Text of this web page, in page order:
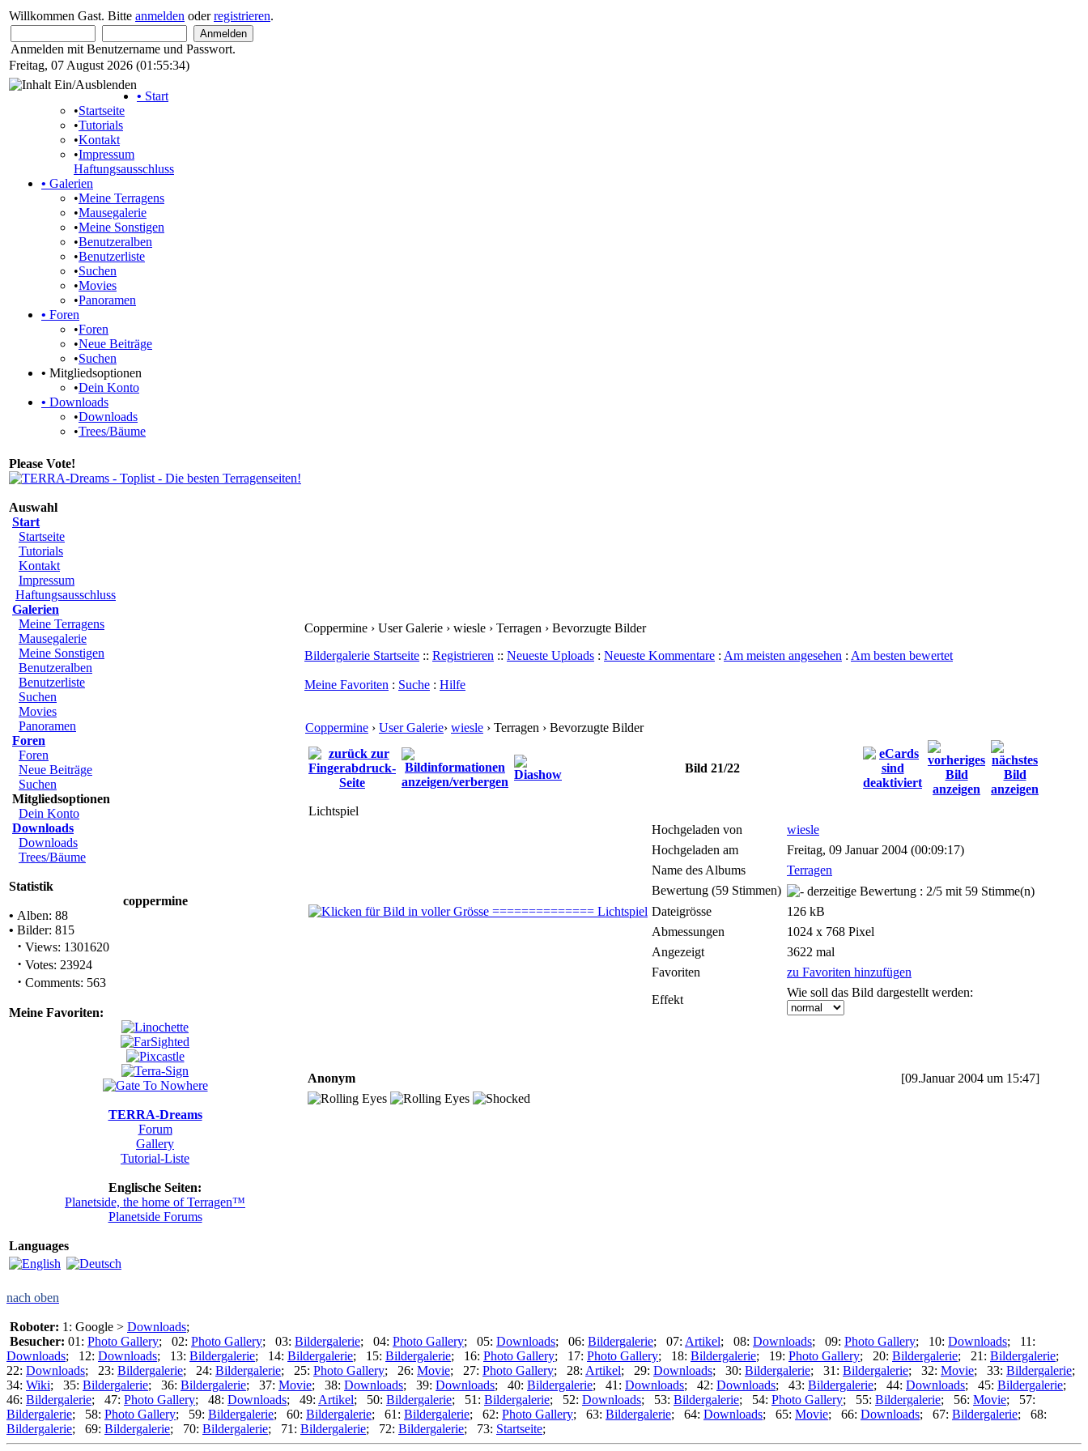
Willkommen Gast. Bitte anmelden oderregistrieren.
Anmelden mit Benutzername und Passwort.
Freitag, 07 August 2026 (01:55:34)
• Start
•Startseite
•Tutorials
•Kontakt
•Impressum
Haftungsausschluss
• Galerien
•Meine Terragens
•Mausegalerie
•Meine Sonstigen
•Benutzeralben
•Benutzerliste
•Suchen
•Movies
•Panoramen
• Foren
•Foren
•Neue Beiträge
•Suchen
• Mitgliedsoptionen
•Dein Konto
• Downloads
•Downloads
•Trees/Bäume
Please Vote!
Auswahl
Start
Startseite
Tutorials
Kontakt
Impressum
Haftungsausschluss
Galerien
Meine Terragens
Mausegalerie
Meine Sonstigen
Benutzeralben
Benutzerliste
Suchen
Movies
Panoramen
Foren
Foren
Neue Beiträge
Suchen
Mitgliedsoptionen
Dein Konto
Downloads
Downloads
Trees/Bäume
Statistik
coppermine
• Alben: 88
• Bilder: 815
· Views: 1301620
· Votes: 23924
· Comments: 563
Meine Favoriten:
TERRA-Dreams
Forum
Gallery
Tutorial-Liste
Englische Seiten:
Planetside, the home of Terragen™
Planetside Forums
Languages
Coppermine › User Galerie › wiesle › Terragen › Bevorzugte Bilder
Bildergalerie Startseite :: Registrieren :: Neueste Uploads : Neueste Kommentare : Am meisten angesehen : Am besten bewertet
Meine Favoriten : Suche : Hilfe
Coppermine › User Galerie› wiesle › Terragen › Bevorzugte Bilder
Bild 21/22
Lichtspiel
Hochgeladen von
wiesle
Hochgeladen am
Freitag, 09 Januar 2004 (00:09:17)
Name des Albums
Terragen
Bewertung (59 Stimmen)
Dateigrösse
126 kB
Abmessungen
1024 x 768 Pixel
Angezeigt
3622 mal
Favoriten
zu Favoriten hinzufügen
Effekt
Wie soll das Bild dargestellt werden:
Anonym [09.Januar 2004 um 15:47]
nach oben
Roboter: 1: Google > Downloads;
Besucher: 01: Photo Gallery; 02: Photo Gallery; 03: Bildergalerie; 04: Photo Gallery; 05: Downloads; 06: Bildergalerie; 07: Artikel; 08: Downloads; 09: Photo Gallery; 10: Downloads; 11:
Downloads; 12: Downloads; 13: Bildergalerie; 14: Bildergalerie; 15: Bildergalerie; 16: Photo Gallery; 17: Photo Gallery; 18: Bildergalerie; 19: Photo Gallery; 20: Bildergalerie; 21: Bildergalerie;
22: Downloads; 23: Bildergalerie; 24: Bildergalerie; 25: Photo Gallery; 26: Movie; 27: Photo Gallery; 28: Artikel; 29: Downloads; 30: Bildergalerie; 31: Bildergalerie; 32: Movie; 33: Bildergalerie;
34: Wiki; 35: Bildergalerie; 36: Bildergalerie; 37: Movie; 38: Downloads; 39: Downloads; 40: Bildergalerie; 41: Downloads; 42: Downloads; 43: Bildergalerie; 44: Downloads; 45: Bildergalerie;
46: Bildergalerie; 47: Photo Gallery; 48: Downloads; 49: Artikel; 50: Bildergalerie; 51: Bildergalerie; 52: Downloads; 53: Bildergalerie; 54: Photo Gallery; 55: Bildergalerie; 56: Movie; 57:
Bildergalerie; 58: Photo Gallery; 59: Bildergalerie; 60: Bildergalerie; 61: Bildergalerie; 62: Photo Gallery; 63: Bildergalerie; 64: Downloads; 65: Movie; 66: Downloads; 67: Bildergalerie; 68:
Bildergalerie; 69: Bildergalerie; 70: Bildergalerie; 71: Bildergalerie; 72: Bildergalerie; 73: Startseite;